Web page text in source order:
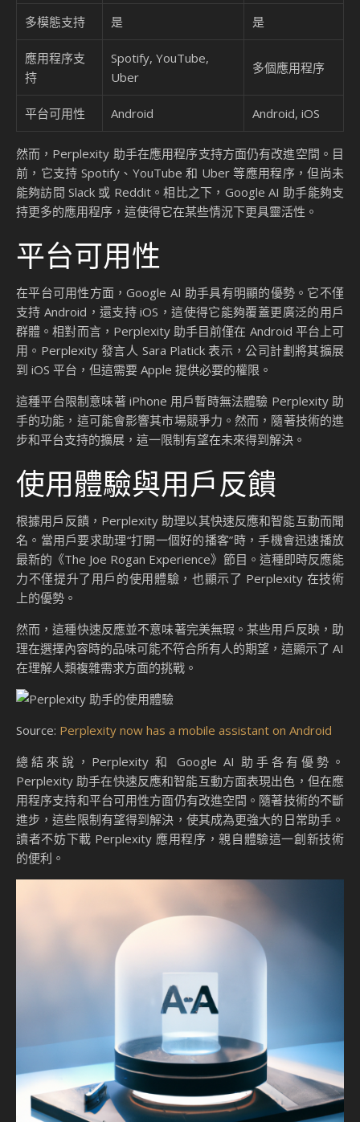
多模態支持 是 是
應用程序支
持
Spotify, YouTube,
Uber
多個應用程序
平台可用性 Android Android, iOS
然而，Perplexity 助手在應用程序支持方面仍有改進空間。目
前，它支持 Spotify、YouTube 和 Uber 等應用程序，但尚未
能夠訪問 Slack 或 Reddit。相比之下，Google AI 助手能夠支
持更多的應用程序，這使得它在某些情況下更具靈活性。
平台可用性
在平台可用性方面，Google AI 助手具有明顯的優勢。它不僅
支持 Android，還支持 iOS，這使得它能夠覆蓋更廣泛的用戶
群體。相對而言，Perplexity 助手目前僅在 Android 平台上可
用。Perplexity 發言人 Sara Platick 表示，公司計劃將其擴展
到 iOS 平台，但這需要 Apple 提供必要的權限。
這種平台限制意味著 iPhone 用戶暫時無法體驗 Perplexity 助
手的功能，這可能會影響其市場競爭力。然而，隨著技術的進
步和平台支持的擴展，這一限制有望在未來得到解決。
使用體驗與用戶反饋
根據用戶反饋，Perplexity 助理以其快速反應和智能互動而聞
名。當用戶要求助理“打開一個好的播客”時，手機會迅速播放
最新的《The Joe Rogan Experience》節目。這種即時反應能
力不僅提升了用戶的使用體驗，也顯示了 Perplexity 在技術
上的優勢。
然而，這種快速反應並不意味著完美無瑕。某些用戶反映，助
理在選擇內容時的品味可能不符合所有人的期望，這顯示了 AI
在理解人類複雜需求方面的挑戰。
Source: Perplexity now has a mobile assistant on Android
總結來說，Perplexity 和 Google AI 助手各有優勢。
Perplexity 助手在快速反應和智能互動方面表現出色，但在應
用程序支持和平台可用性方面仍有改進空間。隨著技術的不斷
進步，這些限制有望得到解決，使其成為更強大的日常助手。
讀者不妨下載 Perplexity 應用程序，親自體驗這一創新技術
的便利。